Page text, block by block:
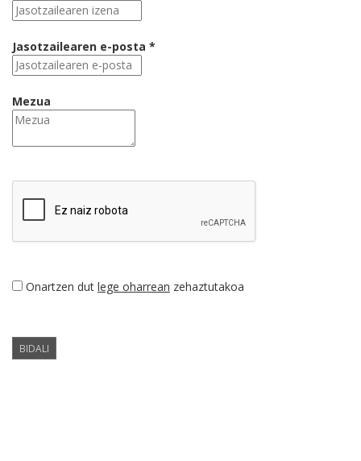
Jasotzailearen e-posta *
Mezua
Onartzen dut lege oharrean zehaztutakoa
BIDALI